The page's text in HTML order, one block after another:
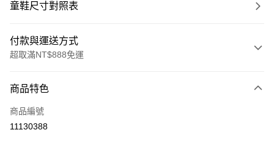
童鞋尺寸對照表
付款與運送方式
超取滿NT$888免運
信用卡一次付款
信用卡分期付款
商品特色
商品編號
11130388